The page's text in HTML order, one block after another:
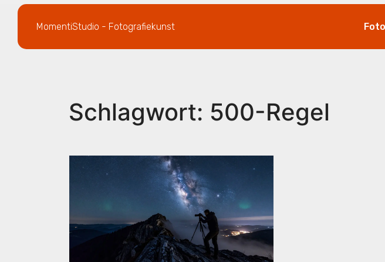
MomentiStudio - Fotografiekunst
Schlagwort: 500-Regel